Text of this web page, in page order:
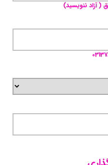
آزاد ننویسید)